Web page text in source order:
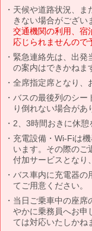
天候や道路状況、ま
きない場合がござい
交通機関の利用、宿
応じられませんので
緊急連絡先は、出発
の案内はできかねま
全席指定席となり、
バスの最後列のシー
り倒れない場合があ
2、3時間おきに休憩
充電設備・Wi-Fiは
います。その際のご
付加サービスとなり
バス車内に充電器の
てご用意ください。
当日ご乗車中の座席
やかに乗務員へお申
ては対応いたしかね